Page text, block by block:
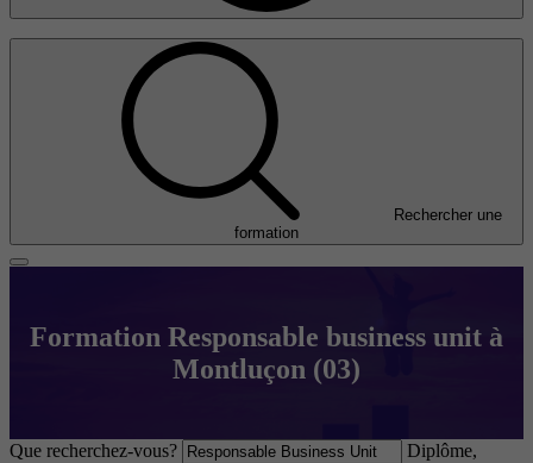
Rechercher une
formation
Formation Responsable business unit à
Montluçon (03)
Que recherchez-vous?
Diplôme,